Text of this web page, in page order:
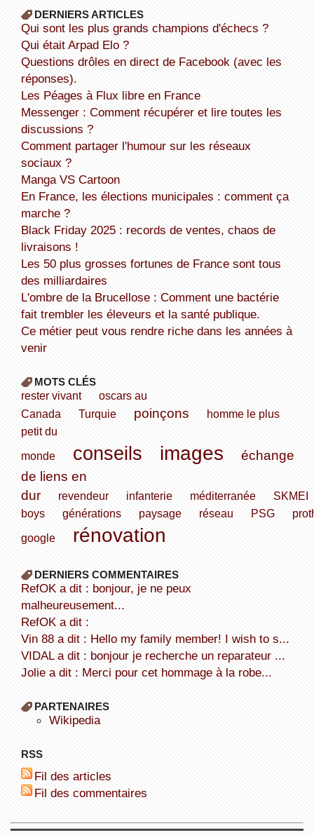
DERNIERS ARTICLES
Qui sont les plus grands champions d'échecs ?
Qui était Arpad Elo ?
Questions drôles en direct de Facebook (avec les
réponses).
Les Péages à Flux libre en France
Messenger : Comment récupérer et lire toutes les
discussions ?
Comment partager l'humour sur les réseaux
sociaux ?
Manga VS Cartoon
En France, les élections municipales : comment ça
marche ?
Black Friday 2025 : records de ventes, chaos de
livraisons !
Les 50 plus grosses fortunes de France sont tous
des milliardaires
L'ombre de la Brucellose : Comment une bactérie
fait trembler les éleveurs et la santé publique.
Ce métier peut vous rendre riche dans les années à
venir
MOTS CLÉS
rester vivant
oscars au
Canada
Turquie poinçons
homme le plus
petit du
monde
conseils images
échange
de liens en
dur
revendeur infanterie méditerranée
SKMEI
boys
générations paysage réseau PSG
google
rénovation
DERNIERS COMMENTAIRES
refOK a dit : bonjour, je ne peux
malheureusement...
refOK a dit :
Vin 88 a dit : Hello my family member! I wish to s...
VIDAL a dit : bonjour je recherche un reparateur ...
Jolie a dit : Merci pour cet hommage à la robe...
PARTENAIRES
wikipedia
RSS
Fil des articles
Fil des commentaires